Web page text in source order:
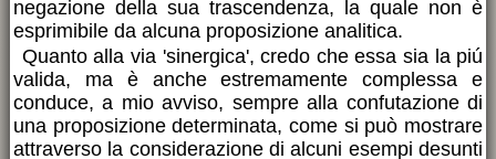
negazione della sua trascendenza, la quale non è
esprimibile da alcuna proposizione analitica.
Quanto alla via 'sinergica', credo che essa sia la piú
valida, ma è anche estremamente complessa e
conduce, a mio avviso, sempre alla confutazione di
una proposizione determinata, come si può mostrare
attraverso la considerazione di alcuni esempi desunti